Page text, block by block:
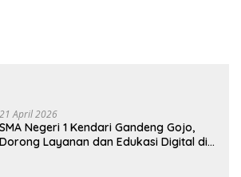
21 April 2026
SMA Negeri 1 Kendari Gandeng Gojo,
Dorong Layanan dan Edukasi Digital di